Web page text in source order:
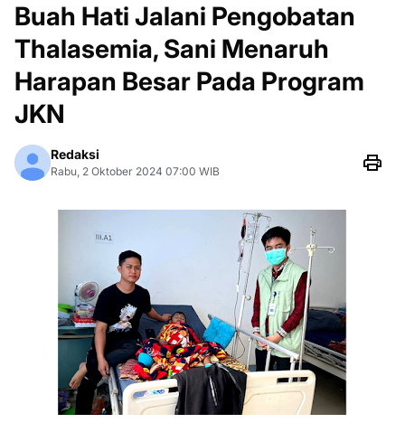
Buah Hati Jalani Pengobatan
Thalasemia, Sani Menaruh
Harapan Besar Pada Program
JKN
Redaksi
Rabu, 2 Oktober 2024 07:00 WIB